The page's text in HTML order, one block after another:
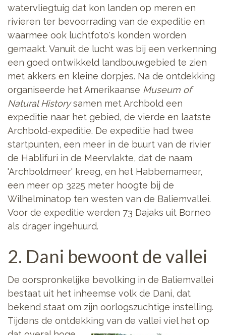
watervliegtuig dat kon landen op meren en
rivieren ter bevoorrading van de expeditie en
waarmee ook luchtfoto's konden worden
gemaakt. Vanuit de lucht was bij een verkenning
een goed ontwikkeld landbouwgebied te zien
met akkers en kleine dorpjes. Na de ontdekking
organiseerde het Amerikaanse Museum of
Natural Historysamen met Archbold een
expeditie naar het gebied, de vierde en laatste
Archbold-expeditie. De expeditie had twee
startpunten, een meer in de buurt van de rivier
de Hablifuri in de Meervlakte, dat de naam
'Archboldmeer' kreeg, en het Habbemameer,
een meer op 3225 meter hoogte bij de
Wilhelminatop ten westen van de Baliemvallei.
Voor de expeditie werden 73 Dajaks uit Borneo
als drager ingehuurd.
2. Dani bewoont de vallei
De oorspronkelijke bevolking in de Baliemvallei
bestaat uit het inheemse volk de Dani, dat
bekend staat om zijn oorlogszuchtige instelling.
Tijdens de ontdekking van de vallei viel het op